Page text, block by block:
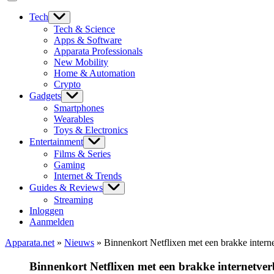
Tech
Tech & Science
Apps & Software
Apparata Professionals
New Mobility
Home & Automation
Crypto
Gadgets
Smartphones
Wearables
Toys & Electronics
Entertainment
Films & Series
Gaming
Internet & Trends
Guides & Reviews
Streaming
Inloggen
Aanmelden
Apparata.net » Nieuws » Binnenkort Netflixen met een brakke
Binnenkort Netflixen met een brakke